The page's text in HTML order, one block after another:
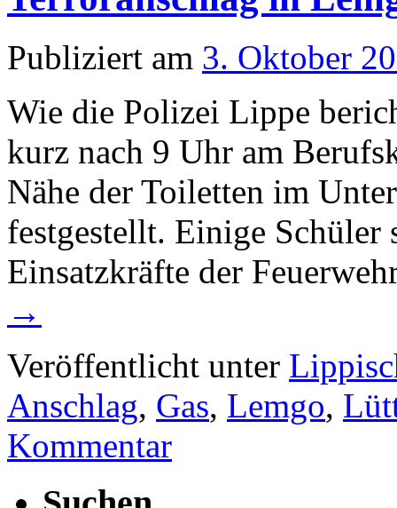
Publiziert am 3. Oktober
Wie die Polizei Lippe
kurz nach 9 Uhr am
Nähe der Toiletten im
festgestellt. Einige Schüler
Einsatzkräfte der
→
Veröffentlicht unter
Anschlag, Gas, Lemgo,
Kommentar